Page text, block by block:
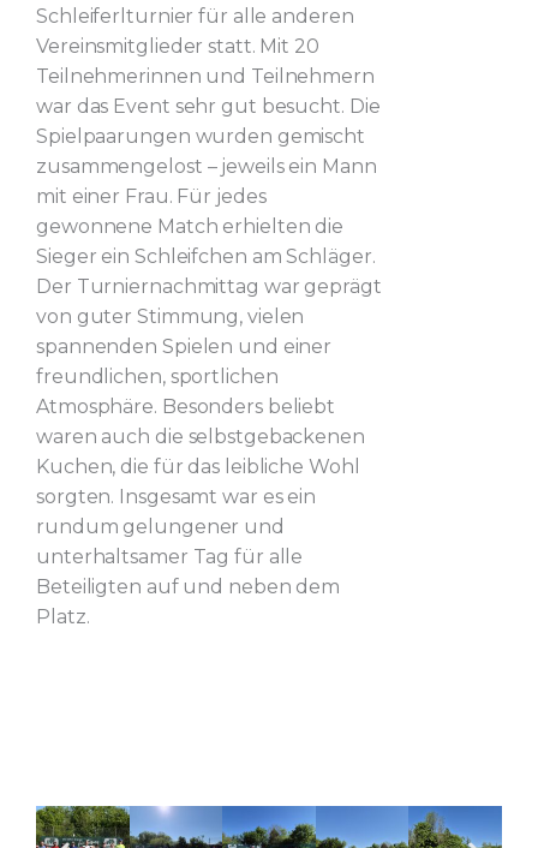
Schleiferlturnier für alle anderen
Vereinsmitglieder statt. Mit 20
Teilnehmerinnen und Teilnehmern
war das Event sehr gut besucht. Die
Spielpaarungen wurden gemischt
zusammengelost – jeweils ein Mann
mit einer Frau. Für jedes
gewonnene Match erhielten die
Sieger ein Schleifchen am Schläger.
Der Turniernachmittag war geprägt
von guter Stimmung, vielen
spannenden Spielen und einer
freundlichen, sportlichen
Atmosphäre. Besonders beliebt
waren auch die selbstgebackenen
Kuchen, die für das leibliche Wohl
sorgten. Insgesamt war es ein
rundum gelungener und
unterhaltsamer Tag für alle
Beteiligten auf und neben dem
Platz.